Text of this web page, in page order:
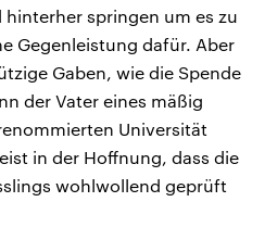
springen um es zu
Gegenleistung dafür. Aber
Gaben, wie die Spende
der Vater eines mäßig
Universität
in der Hoffnung, dass die
wohlwollend geprüft